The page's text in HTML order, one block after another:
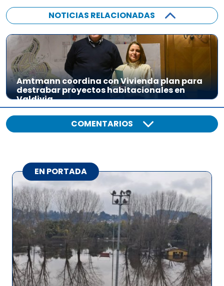
NOTICIAS RELACIONADAS
Amtmann coordina con Vivienda plan para
destrabar proyectos habitacionales en
Valdivia
COMENTARIOS
EN PORTADA